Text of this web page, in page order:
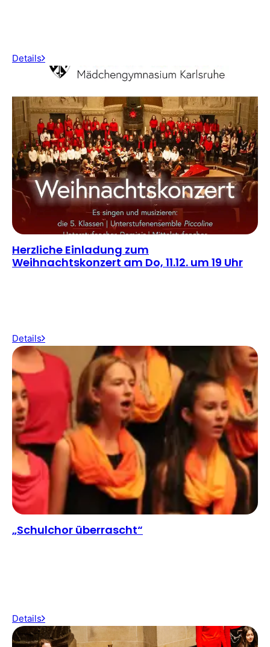
Details
Herzliche Einladung zum
Weihnachtskonzert am Do, 11.12. um 19 Uhr
Details
„Schulchor überrascht“
Details